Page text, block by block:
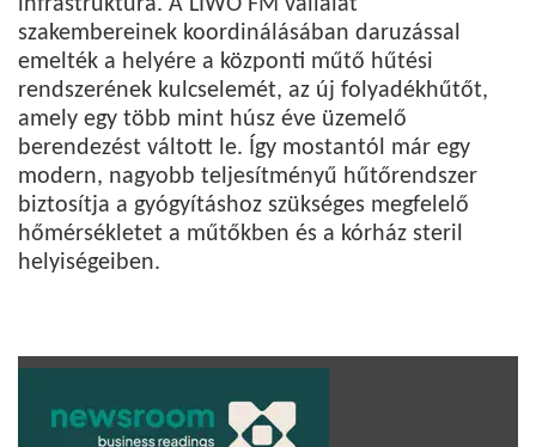
infrastruktúra. A LIWO FM vállalat
szakembereinek koordinálásában daruzással
emelték a helyére a központi műtő hűtési
rendszerének kulcselemét, az új folyadékhűtőt,
amely egy több mint húsz éve üzemelő
berendezést váltott le. Így mostantól már egy
modern, nagyobb teljesítményű hűtőrendszer
biztosítja a gyógyításhoz szükséges megfelelő
hőmérsékletet a műtőkben és a kórház steril
helyiségeiben.